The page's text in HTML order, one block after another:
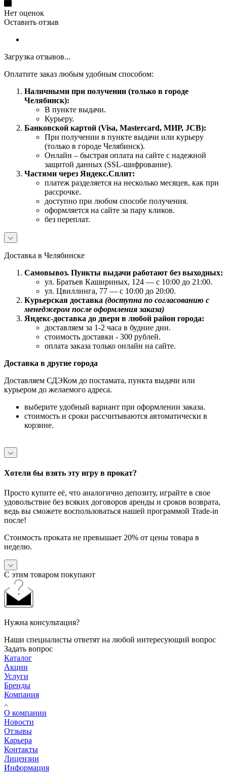
Нет оценок
Оставить отзыв
Загрузка отзывов...
Оплатите заказ любым удобным способом:
Наличными при получении (только в городе
Челябинск):
В пункте выдачи.
Курьеру.
Банковской картой (Visa, Mastercard, МИР, JCB):
При получении в пункте выдачи или курьеру
(только в городе Челябинск).
Онлайн – быстрая оплата на сайте с надежной
защитой данных (SSL-шифрование).
Частями через Яндекс.Сплит:
платеж разделяется на несколько месяцев, как при
рассрочке.
доступно при любом способе получения.
оформляется на сайте за пару кликов.
без переплат.
Доставка в Челябинске
Самовывоз. Пункты выдачи работают без выходных:
ул. Братьев Кашириных, 124 — с 10:00 до 21:00.
ул. Цвиллинга, 77 — с 10:00 до 20:00.
Курьерская доставка (доступна по согласованию с
менеджером после оформления заказа)
Яндекс-доставка до двери в любой район города:
доставляем за 1-2 часа в будние дни.
стоимость доставки - 300 рублей.
оплата заказа только онлайн на сайте.
Доставка в другие города
Доставляем СДЭКом до постамата, пункта выдачи или
курьером до желаемого адреса.
выберите удобный вариант при оформлении заказа.
стоимость и сроки рассчитываются автоматически в
корзине.
Хотели бы взять эту игру в прокат?
Просто купите её, что аналогично депозиту, играйте в свое
удовольствие без всяких договоров аренды и сроков возврата,
ведь вы сможете воспользоваться нашей программой Trade-in
после!
Стоимость проката не превышает 20% от цены товара в
неделю.
С этим товаром покупают
Нужна консультация?
Наши специалисты ответят на любой интересующий вопрос
Задать вопрос
Каталог
Акции
Услуги
Бренды
Компания
О компании
Новости
Отзывы
Карьера
Контакты
Лицензии
Информация